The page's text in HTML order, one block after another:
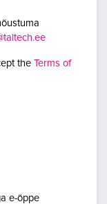
the Terms of
e-õppe